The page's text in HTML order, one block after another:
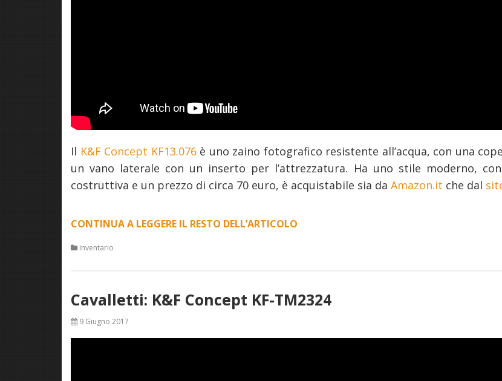
Il K&F Concept KF13.076è uno zaino fotografico resistente all’acqua, con una
un vano laterale con un inserto per l’attrezzatura. Ha uno stile moderno,
costruttiva e un prezzo di circa 70 euro, è acquistabile sia da Amazon.it che dal
CONTINUA A LEGGERE IL RESTO DELL’ARTICOLO
Inventario
Cavalletti: K&F Concept KF-TM2324
9 Giugno 2017